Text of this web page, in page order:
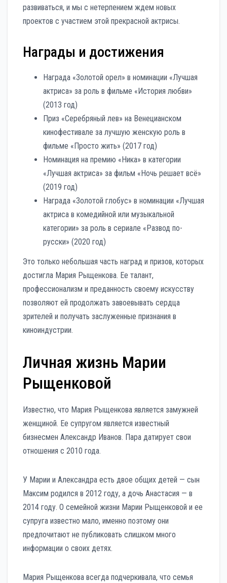
развиваться, и мы с нетерпением ждем новых
проектов с участием этой прекрасной актрисы.
Награды и достижения
Награда «Золотой орел» в номинации «Лучшая
актриса» за роль в фильме «История любви»
(2013 год)
Приз «Серебряный лев» на Венецианском
кинофестивале за лучшую женскую роль в
фильме «Просто жить» (2017 год)
Номинация на премию «Ника» в категории
«Лучшая актриса» за фильм «Ночь решает всё»
(2019 год)
Награда «Золотой глобус» в номинации «Лучшая
актриса в комедийной или музыкальной
категории» за роль в сериале «Развод по-
русски» (2020 год)
Это только небольшая часть наград и призов, которых
достигла Мария Рыщенкова. Ее талант,
профессионализм и преданность своему искусству
позволяют ей продолжать завоевывать сердца
зрителей и получать заслуженные признания в
киноиндустрии.
Личная жизнь Марии
Рыщенковой
Известно, что Мария Рыщенкова является замужней
женщиной. Ее супругом является известный
бизнесмен Александр Иванов. Пара датирует свои
отношения с 2010 года.
У Марии и Александра есть двое общих детей — сын
Максим родился в 2012 году, а дочь Анастасия — в
2014 году. О семейной жизни Марии Рыщенковой и ее
супруга известно мало, именно поэтому они
предпочитают не публиковать слишком много
информации о своих детях.
Мария Рыщенкова всегда подчеркивала, что семья